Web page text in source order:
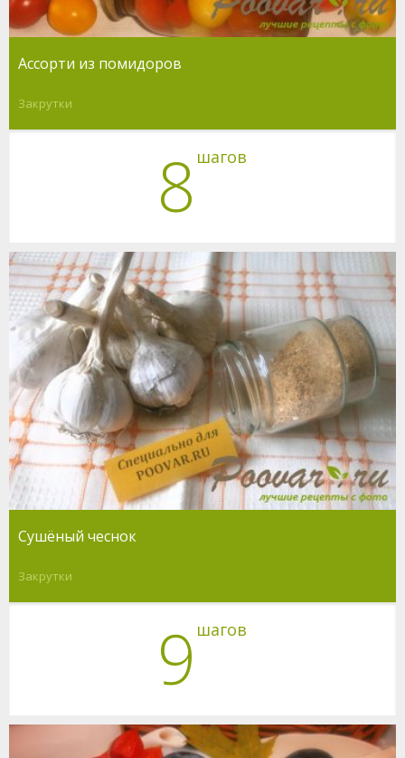
Ассорти из помидоров
Закрутки
8 шагов
Сушёный чеснок
Закрутки
9 шагов